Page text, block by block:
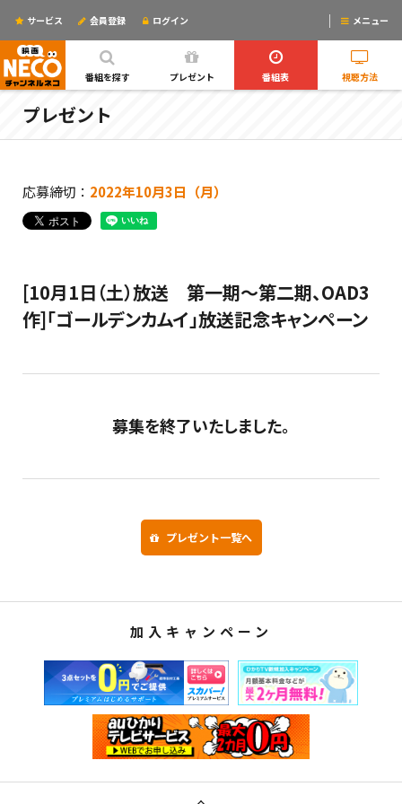
番組を探す プレゼント 番組表 視聴方法
サービス 会員登録 ログイン メニュー
ログインするとリマインドメールが使えるYO!
プレゼント
応募締切： 2022年10月3日（月）
[10月1日（土）放送 第一期～第二期、OAD3
作]「ゴールデンカムイ」放送記念キャンペーン
募集を終了いたしました。
プレゼント一覧へ
加入キャンペーン